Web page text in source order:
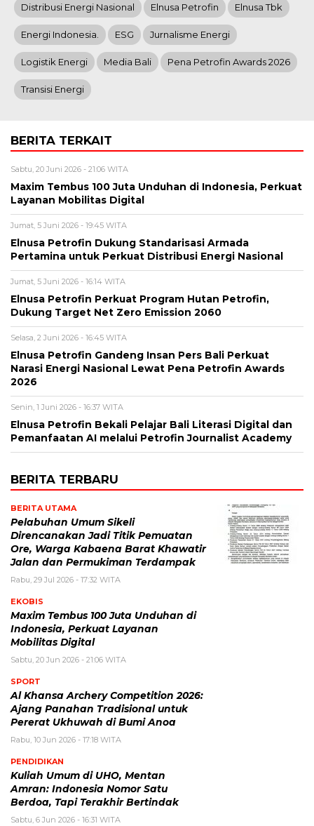
Distribusi Energi Nasional Elnusa Petrofin Elnusa Tbk
Energi Indonesia. ESG Jurnalisme Energi
Logistik Energi Media Bali Pena Petrofin Awards 2026
Transisi Energi
BERITA TERKAIT
Sabtu, 20 Juni 2026 - 21:06 WITA
Maxim Tembus 100 Juta Unduhan di Indonesia, Perkuat
Layanan Mobilitas Digital
Jumat, 5 Juni 2026 - 19:45 WITA
Elnusa Petrofin Dukung Standarisasi Armada
Pertamina untuk Perkuat Distribusi Energi Nasional
Jumat, 5 Juni 2026 - 16:14 WITA
Elnusa Petrofin Perkuat Program Hutan Petrofin,
Dukung Target Net Zero Emission 2060
Selasa, 2 Juni 2026 - 16:45 WITA
Elnusa Petrofin Gandeng Insan Pers Bali Perkuat
Narasi Energi Nasional Lewat Pena Petrofin Awards
2026
Senin, 1 Juni 2026 - 16:37 WITA
Elnusa Petrofin Bekali Pelajar Bali Literasi Digital dan
Pemanfaatan AI melalui Petrofin Journalist Academy
BERITA TERBARU
BERITA UTAMA
Pelabuhan Umum Sikeli
Direncanakan Jadi Titik Pemuatan
Ore, Warga Kabaena Barat Khawatir
Jalan dan Permukiman Terdampak
Rabu, 29 Jul 2026 - 17:32 WITA
EKOBIS
Maxim Tembus 100 Juta Unduhan di
Indonesia, Perkuat Layanan
Mobilitas Digital
Sabtu, 20 Jun 2026 - 21:06 WITA
SPORT
Al Khansa Archery Competition 2026:
Ajang Panahan Tradisional untuk
Pererat Ukhuwah di Bumi Anoa
Rabu, 10 Jun 2026 - 17:18 WITA
PENDIDIKAN
Kuliah Umum di UHO, Mentan
Amran: Indonesia Nomor Satu
Berdoa, Tapi Terakhir Bertindak
Sabtu, 6 Jun 2026 - 16:31 WITA